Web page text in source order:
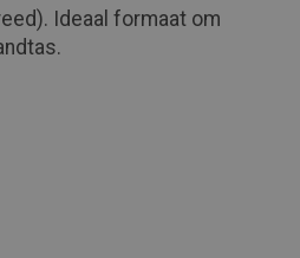
Ideaal formaat om